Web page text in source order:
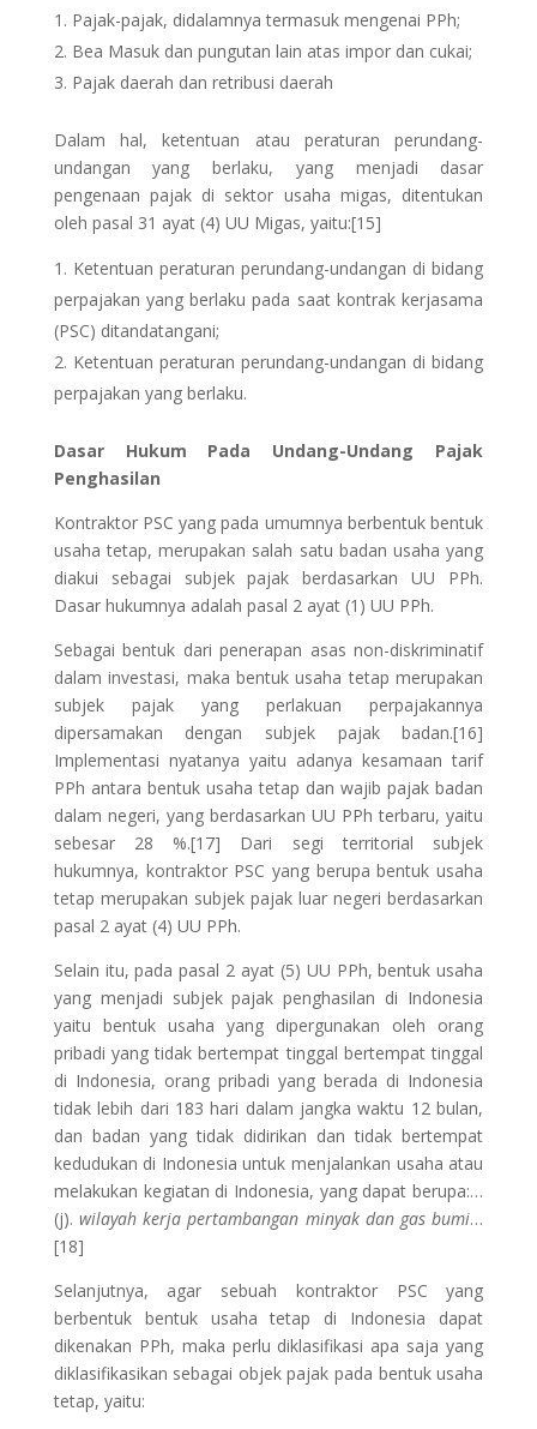
Pajak-pajak, didalamnya termasuk mengenai PPh;
Bea Masuk dan pungutan lain atas impor dan cukai;
Pajak daerah dan retribusi daerah
Dalam hal, ketentuan atau peraturan perundang-
undangan yang berlaku, yang menjadi dasar
pengenaan pajak di sektor usaha migas, ditentukan
oleh pasal 31 ayat (4) UU Migas, yaitu:[15]
Ketentuan peraturan perundang-undangan di bidang
perpajakan yang berlaku pada saat kontrak kerjasama
(PSC) ditandatangani;
Ketentuan peraturan perundang-undangan di bidang
perpajakan yang berlaku.
Dasar Hukum Pada Undang-Undang Pajak
Penghasilan
Kontraktor PSC yang pada umumnya berbentuk bentuk
usaha tetap, merupakan salah satu badan usaha yang
diakui sebagai subjek pajak berdasarkan UU PPh.
Dasar hukumnya adalah pasal 2 ayat (1) UU PPh.
Sebagai bentuk dari penerapan asas non-diskriminatif
dalam investasi, maka bentuk usaha tetap merupakan
subjek pajak yang perlakuan perpajakannya
dipersamakan dengan subjek pajak badan.[16]
Implementasi nyatanya yaitu adanya kesamaan tarif
PPh antara bentuk usaha tetap dan wajib pajak badan
dalam negeri, yang berdasarkan UU PPh terbaru, yaitu
sebesar 28 %.[17] Dari segi territorial subjek
hukumnya, kontraktor PSC yang berupa bentuk usaha
tetap merupakan subjek pajak luar negeri berdasarkan
pasal 2 ayat (4) UU PPh.
Selain itu, pada pasal 2 ayat (5) UU PPh, bentuk usaha
yang menjadi subjek pajak penghasilan di Indonesia
yaitu bentuk usaha yang dipergunakan oleh orang
pribadi yang tidak bertempat tinggal bertempat tinggal
di Indonesia, orang pribadi yang berada di Indonesia
tidak lebih dari 183 hari dalam jangka waktu 12 bulan,
dan badan yang tidak didirikan dan tidak bertempat
kedudukan di Indonesia untuk menjalankan usaha atau
melakukan kegiatan di Indonesia, yang dapat berupa:…
(j). wilayah kerja pertambangan minyak dan gas bumi…
[18]
Selanjutnya, agar sebuah kontraktor PSC yang
berbentuk bentuk usaha tetap di Indonesia dapat
dikenakan PPh, maka perlu diklasifikasi apa saja yang
diklasifikasikan sebagai objek pajak pada bentuk usaha
tetap, yaitu: